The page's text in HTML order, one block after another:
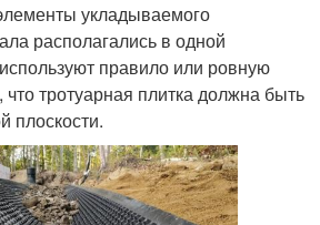
укладываемого
располагались в одной
правило или ровную
тротуарная плитка должна быть
плоскости.